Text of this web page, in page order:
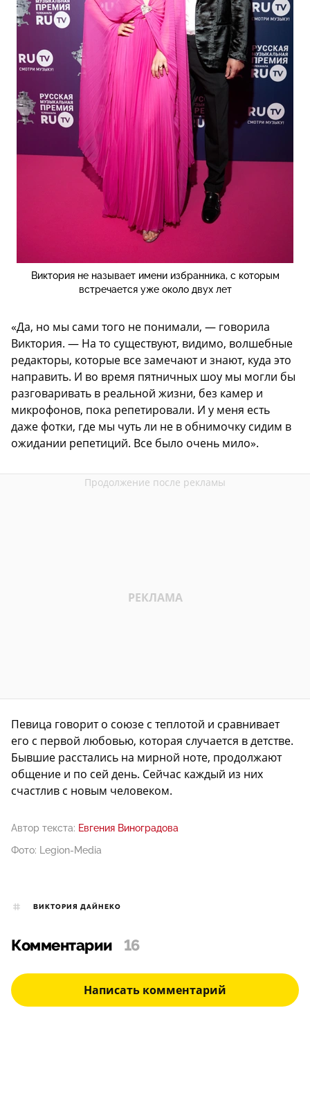
Виктория не называет имени избранника, с которым
встречается уже около двух лет
«Да, но мы сами того не понимали, — говорила
Виктория. — На то существуют, видимо, волшебные
редакторы, которые все замечают и знают, куда это
направить. И во время пятничных шоу мы могли бы
разговаривать в реальной жизни, без камер и
микрофонов, пока репетировали. И у меня есть
даже фотки, где мы чуть ли не в обнимочку сидим в
ожидании репетиций. Все было очень мило».
Певица говорит о союзе с теплотой и сравнивает
его с первой любовью, которая случается в детстве.
Бывшие расстались на мирной ноте, продолжают
общение и по сей день. Сейчас каждый из них
счастлив с новым человеком.
Автор текста: Евгения Виноградова
Фото: Legion-Media
ВИКТОРИЯ ДАЙНЕКО
Комментарии 16
Написать комментарий